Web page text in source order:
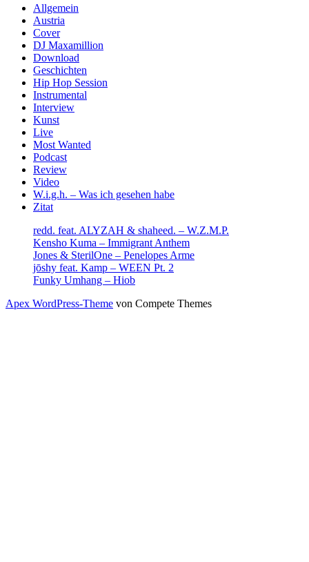
Sidebar
Allgemein
Austria
Cover
DJ Maxamillion
Download
Geschichten
Hip Hop Session
Instrumental
Interview
Kunst
Live
Most Wanted
Podcast
Review
Video
W.i.g.h. – Was ich gesehen habe
Zitat
redd. feat. ALYZAH & shaheed. – W.Z.M.P.
Kensho Kuma – Immigrant Anthem
Jones & SterilOne – Penelopes Arme
jōshy feat. Kamp – WEEN Pt. 2
Funky Umhang – Hiob
Apex WordPress-Theme von Compete Themes